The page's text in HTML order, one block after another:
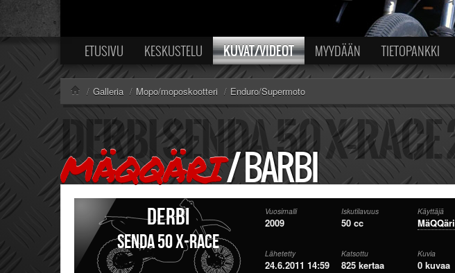
ETUSIVU KESKUSTELU KUVAT/VIDEOT MYYDÄÄN TIETOPANKKI
/ Galleria / Mopo/moposkootteri / Enduro/Supermoto
MÄQQÄRI/BARBI
Derbi
Senda 50 X-race
Vuosimalli
2009
Iskutilavuus
50 cc
Käyttäjä
MäQQäri
Lähetetty
24.6.2011 14:59
Katsottu
825 kertaa
Kuvia
0 kuvaa